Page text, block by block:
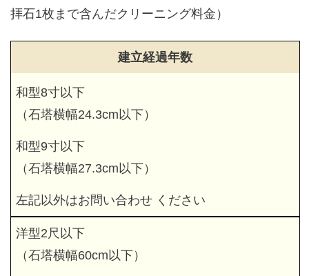
拝石1枚まで含んだクリーニング料金）
建立経過年数
和型8寸以下
（石塔横幅24.3cm以下）
和型9寸以下
（石塔横幅27.3cm以下）
左記以外はお問い合わせ ください
洋型2尺以下
（石塔横幅60cm以下）